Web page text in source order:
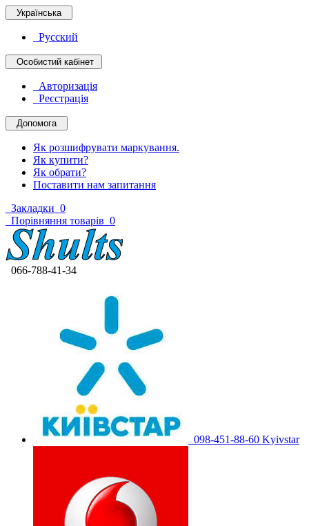
Українська
Русский
Особистий кабінет
Авторизація
Реєстрація
Допомога
Як розшифрувати маркування.
Як купити?
Як обрати?
Поставити нам запитання
Закладки 0
Порівняння товарів 0
066-788-41-34
098-451-88-60 Kyivstar